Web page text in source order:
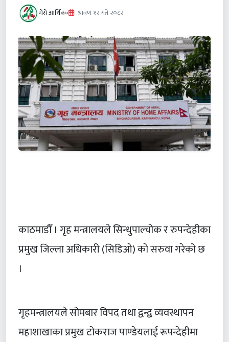
मेरो आर्थिक• श्रावण १२ गते २०८२
काठमाडौँ । गृह मन्त्रालयले सिन्धुपाल्चोक र रुपन्देहीका
प्रमुख जिल्ला अधिकारी (सिडिओ) को सरुवा गरेको छ
।
गृहमन्त्रालयले सोमबार विपद तथा द्वन्द्व व्यवस्थापन
महाशाखाका प्रमुख टोकराज पाण्डेयलाई रूपन्देहीमा